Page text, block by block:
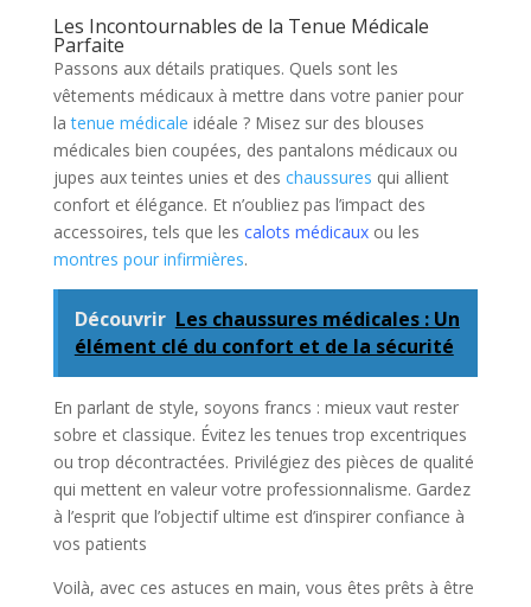
Les Incontournables de la Tenue Médicale
Parfaite
Passons aux détails pratiques. Quels sont les
vêtements médicaux à mettre dans votre panier pour
latenue médicale idéale ? Misez sur des blouses
médicales bien coupées, des pantalons médicaux ou
jupes aux teintes unies et des chaussures qui allient
confort et élégance. Et n’oubliez pas l’impact des
accessoires, tels que les calots médicauxou les
montres pour infirmières.
Découvrir Les chaussures médicales : Un
élément clé du confort et de la sécurité
En parlant de style, soyons francs : mieux vaut rester
sobre et classique. Évitez les tenues trop excentriques
ou trop décontractées. Privilégiez des pièces de qualité
qui mettent en valeur votre professionnalisme. Gardez
à l’esprit que l’objectif ultime est d’inspirer confiance à
vos patients
Voilà, avec ces astuces en main, vous êtes prêts à être